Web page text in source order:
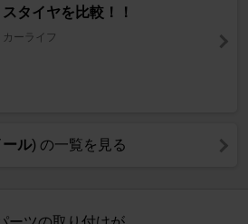
スタイヤを比較！！
カーライフ
ール) の一覧を見る